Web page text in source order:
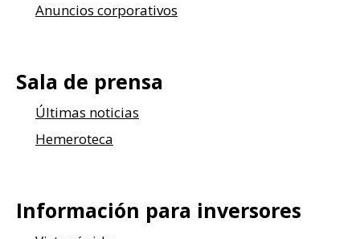
Anuncios corporativos
Sala de prensa
Últimas noticias
Hemeroteca
Información para inversores